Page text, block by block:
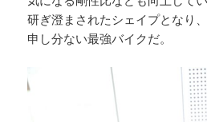
研ぎ澄まされたシェイプとなり
申し分ない最強バイクだ。